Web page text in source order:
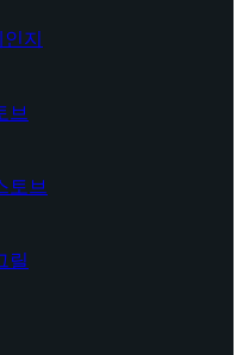
지
브
토브
릴